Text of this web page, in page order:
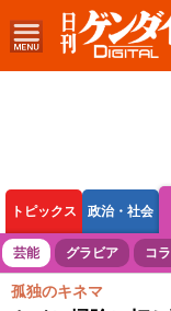
トピックス 政治・社会
ボートレース 競輪
芸能 グラビア コ
孤独のキネマ